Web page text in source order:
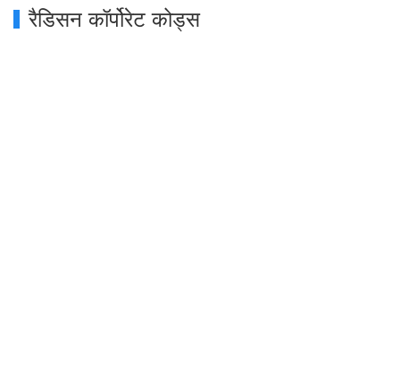
रैडिसन कॉर्पोरेट कोड्स